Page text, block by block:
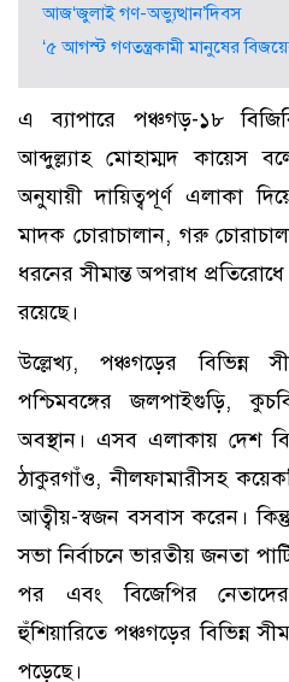
আজ‘জুলাই গণ-অভ্যুত্থান’দিবস
‘৫ আগস্ট গণতন্ত্রকামী মানুষের
এ ব্যাপারে পঞ্চগড়-১৮
আব্দুল্ল্যাহ মোহাম্মদ কায়েস
অনুযায়ী দায়িত্বপূর্ণ এলাকা
মাদক চোরাচালান, গরু
ধরনের সীমান্ত অপরাধ প্রতিরোধে
রয়েছে।
উল্লেখ্য, পঞ্চগড়ের বিভিন্ন
পশ্চিমবঙ্গের জলপাইগুড়ি,
অবস্থান। এসব এলাকায় দেশ
ঠাকুরগাঁও, নীলফামারীসহ
আত্বীয়-স্বজন বসবাস করেন।
সভা নির্বাচনে ভারতীয় জনতা
পর এবং বিজেপির
হুঁশিয়ারিতে পঞ্চগড়ের বিভিন্ন
পড়েছে।